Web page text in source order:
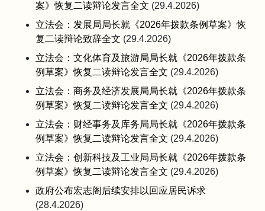
案》恢复二读辩论发言全文 (29.4.2026)
立法会：发展局局长就《2026年拨款条例草案》恢
复二读辩论致辞全文 (29.4.2026)
立法会：文化体育及旅游局局长就《2026年拨款条
例草案》恢复二读辩论发言全文 (29.4.2026)
立法会：商务及经济发展局局长就《2026年拨款条
例草案》恢复二读辩论发言全文 (29.4.2026)
立法会：财经事务及库务局局长就《2026年拨款条
例草案》恢复二读辩论发言全文 (29.4.2026)
立法会：创新科技及工业局局长就《2026年拨款条
例草案》恢复二读辩论发言全文 (29.4.2026)
政府公布宏志阁后续安排以回应居民诉求
(28.4.2026)